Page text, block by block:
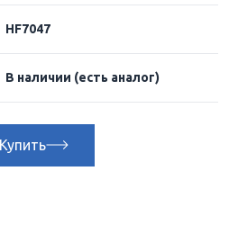
HF7047
В наличии (есть аналог)
Купить